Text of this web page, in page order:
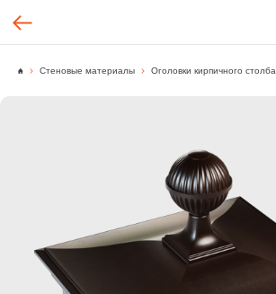
Стеновые материалы Оголовки кирпичного столба